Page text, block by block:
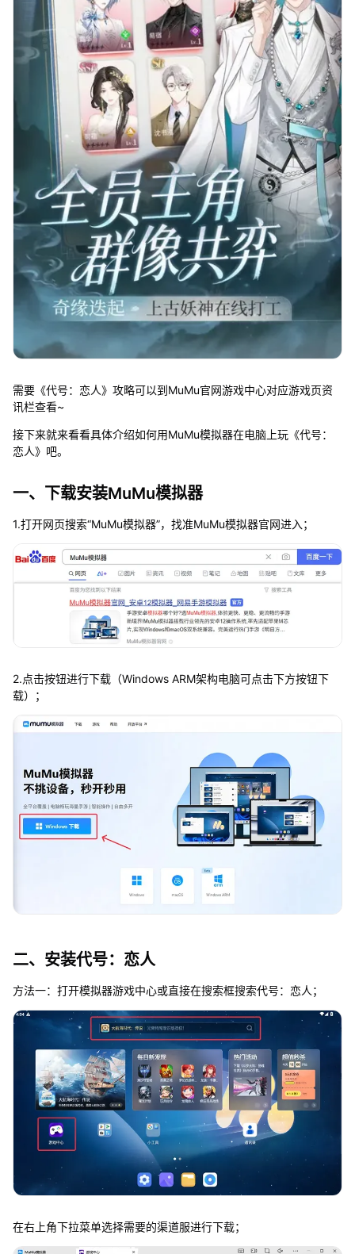
需要《代号：恋人》攻略可以到MuMu官网游戏中心对应游戏页资
讯栏查看~
接下来就来看看具体介绍如何用MuMu模拟器在电脑上玩《代号：
恋人》吧。
一、下载安装MuMu模拟器
1.打开网页搜索“MuMu模拟器”，找准MuMu模拟器官网进入；
2.点击按钮进行下载（Windows ARM架构电脑可点击下方按钮下
载）；
二、安装代号：恋人
方法一：打开模拟器游戏中心或直接在搜索框搜索代号：恋人；
在右上角下拉菜单选择需要的渠道服进行下载；